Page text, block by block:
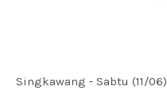
Singkawang - Sabtu (11/06)